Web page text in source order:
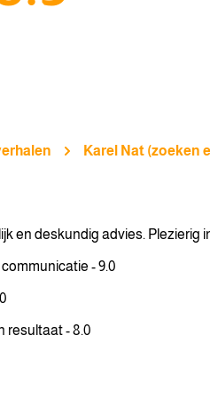
Karel Nat (zoeken
en deskundig advies.
- 9.0
resultaat - 8.0